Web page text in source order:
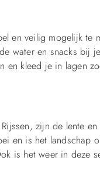
en veilig mogelijk
water en snacks bij
kleed je in lagen
zijn de lente
en is het
is het weer in deze